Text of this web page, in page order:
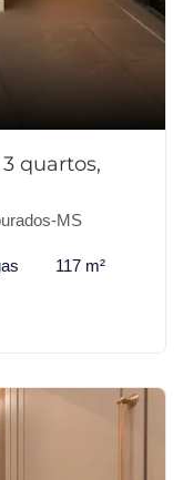
quartos,
MS
117 m²